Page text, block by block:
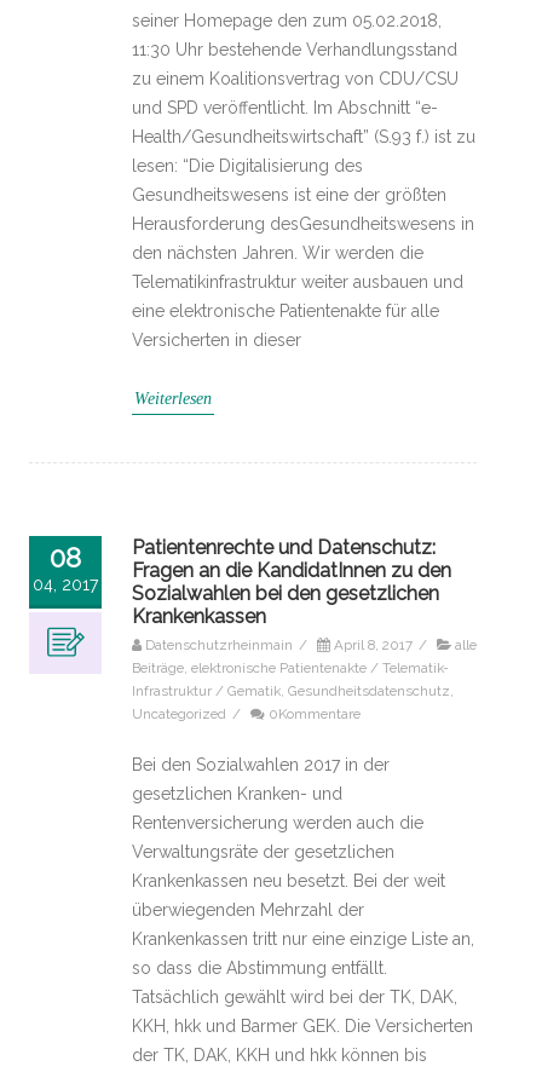
seiner Homepage den zum 05.02.2018,
11:30 Uhr bestehende Verhandlungsstand
zu einem Koalitionsvertrag von CDU/CSU
und SPD veröffentlicht. Im Abschnitt “e-
Health/Gesundheitswirtschaft” (S.93 f.) ist zu
lesen: “Die Digitalisierung des
Gesundheitswesens ist eine der größten
Herausforderung desGesundheitswesens in
den nächsten Jahren. Wir werden die
Telematikinfrastruktur weiter ausbauen und
eine elektronische Patientenakte für alle
Versicherten in dieser
Weiterlesen
08
04, 2017
Patientenrechte und Datenschutz:
Fragen an die KandidatInnen zu den
Sozialwahlen bei den gesetzlichen
Krankenkassen
Datenschutzrheinmain / April 8, 2017 /
alle
Beiträge elektronische Patientenakte / Telematik-
Infrastruktur / Gematik Gesundheitsdatenschutz
Uncategorized / 0Kommentare
Bei den Sozialwahlen 2017 in der
gesetzlichen Kranken- und
Rentenversicherung werden auch die
Verwaltungsräte der gesetzlichen
Krankenkassen neu besetzt. Bei der weit
überwiegenden Mehrzahl der
Krankenkassen tritt nur eine einzige Liste an,
so dass die Abstimmung entfällt.
Tatsächlich gewählt wird bei der TK, DAK,
KKH, hkk und Barmer GEK. Die Versicherten
der TK, DAK, KKH und hkk können bis